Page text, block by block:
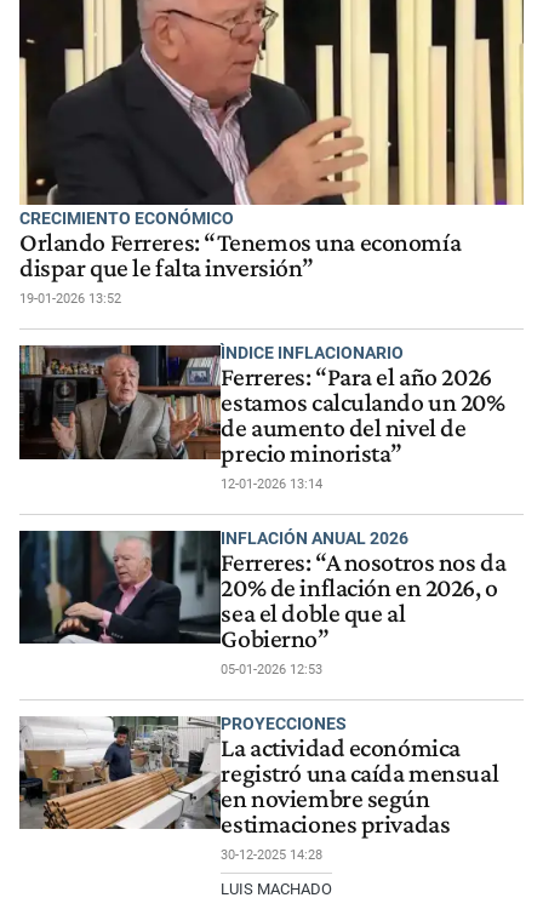
CRECIMIENTO ECONÓMICO
Orlando Ferreres: “Tenemos una economía
dispar que le falta inversión”
19-01-2026 13:52
ÌNDICE INFLACIONARIO
Ferreres: “Para el año 2026
estamos calculando un 20%
de aumento del nivel de
precio minorista”
12-01-2026 13:14
INFLACIÓN ANUAL 2026
Ferreres: “A nosotros nos da
20% de inflación en 2026, o
sea el doble que al
Gobierno”
05-01-2026 12:53
PROYECCIONES
La actividad económica
registró una caída mensual
en noviembre según
estimaciones privadas
30-12-2025 14:28
LUIS MACHADO